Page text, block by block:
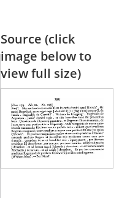
Source (click
image below to
view full size)